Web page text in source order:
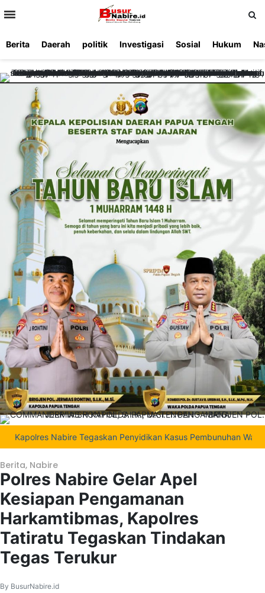
Berita Daerah politik Investigasi Sosial Hukum
Nabire Tegaskan Penyidikan Kasus Pembunuhan Waroki
Berita, Nabire
Polres Nabire Gelar Apel
Kesiapan Pengamanan
Harkamtibmas, Kapolres
Tatiratu Tegaskan Tindakan
Tegas Terukur
By BusurNabire.id